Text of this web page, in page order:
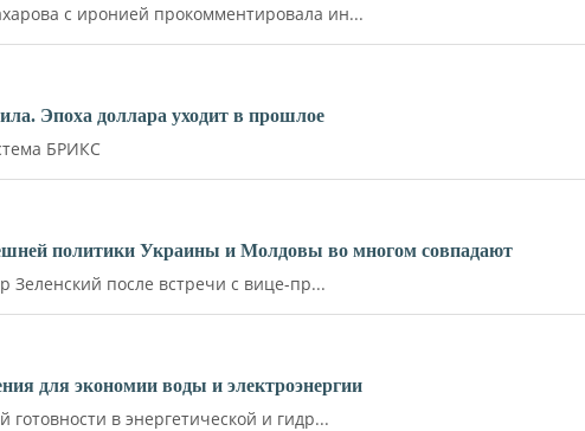
с иронией прокомментировала ин...
Эпоха доллара уходит в прошлое
БРИКС
политики Украины и Молдовы во многом совпадают
после встречи с вице-пр...
для экономии воды и электроэнергии
в энергетической и гидр...